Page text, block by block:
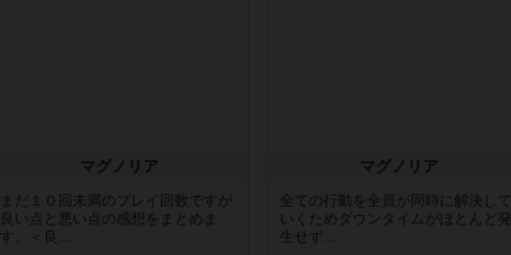
マグノリア
まだ１０回未満のプレイ回数ですが
良い点と悪い点の感想をまとめま
す。＜良...
マグノリア
全ての行動を全員が同時に解決して
いくためダウンタイムがほとんど発
生せず...